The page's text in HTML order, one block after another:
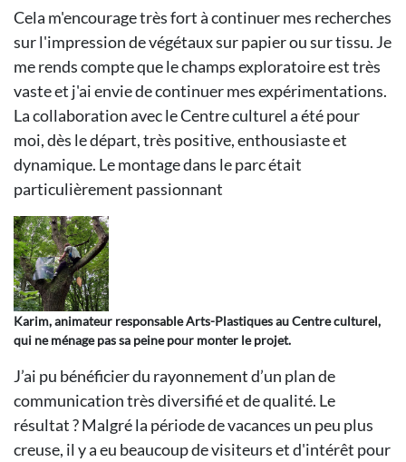
Cela m'encourage très fort à continuer mes recherches
sur l'impression de végétaux sur papier ou sur tissu. Je
me rends compte que le champs exploratoire est très
vaste et j'ai envie de continuer mes expérimentations.
La collaboration avec le Centre culturel a été pour
moi, dès le départ, très positive, enthousiaste et
dynamique. Le montage dans le parc était
particulièrement passionnant
Karim, animateur responsable Arts-Plastiques au Centre culturel,
qui ne ménage pas sa peine pour monter le projet.
J’ai pu bénéficier du rayonnement d’un plan de
communication très diversifié et de qualité. Le
résultat ? Malgré la période de vacances un peu plus
creuse, il y a eu beaucoup de visiteurs et d'intérêt pour